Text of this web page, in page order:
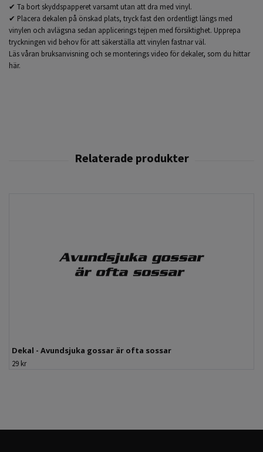
✔ Ta bort skyddspapperet varsamt utan att dra med vinyl.
✔ Placera dekalen på önskad plats, tryck fast den ordentligt längs med
vinylen och avlägsna sedan applicerings tejpen med försiktighet. Upprepa
tryckningen vid behov för att säkerställa att vinylen fastnar väl.
Läs våran bruksanvisning och se monterings video för dekaler, som du hittar
här.
Dekal - Avundsjuka gossar är ofta sossar
29 kr